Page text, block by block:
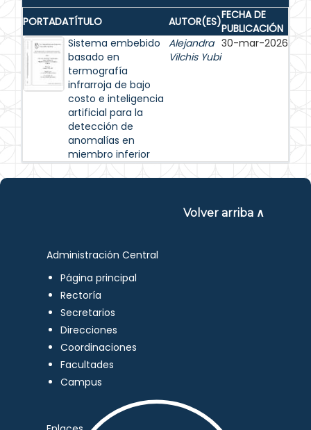
PORTADATÍTULO AUTOR(ES)FECHA DE
PUBLICACIÓN
Sistema embebido
basado en
termografía
infrarroja de bajo
costo e inteligencia
artificial para la
detección de
anomalías en
miembro inferior
Alejandra
Vilchis Yubi
30-mar-2026
Volver arriba ∧
Administración Central
Página principal
Rectoría
Secretarios
Direcciones
Coordinaciones
Facultades
Campus